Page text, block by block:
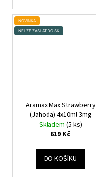
NOVINKA
NELZE ZASLAT DO SK
Aramax Max Strawberry
(Jahoda) 4x10ml 3mg
Skladem (5 ks)
619 Kč
DO KOŠÍKU